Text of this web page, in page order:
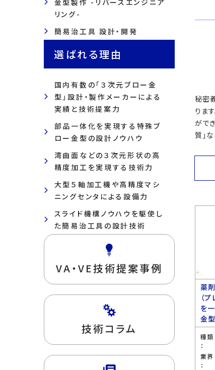
金型製作 -リバースエンジニア
リング-
簡易治工具 設計・開発
選ばれる理由
国内有数の「３次元ブロー金
型」設計・製作メーカーによる
実績と技術提案力
部品一体化を実現する特殊ブ
ロー金型の設計ノウハウ
湾曲面などの３次元形状の高
精度加工を実現する技術力
大型５軸加工機や高精度マシ
ニングセンタによる設備力
スライド機構ノウハウを駆使し
た簡易治工具の設計技術
VA・VE技術提案事例
技術コラム
秘密
りま
がで
質」
薬
（
を
金
種類
：
業界
：